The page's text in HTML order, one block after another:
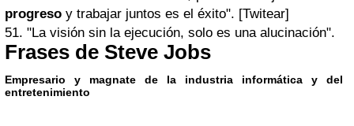
progreso y trabajar juntos es el éxito". [Twitear]
51. "La visión sin la ejecución, solo es una alucinación".
Frases de Steve Jobs
Empresario y magnate de la industria informática y del
entretenimiento